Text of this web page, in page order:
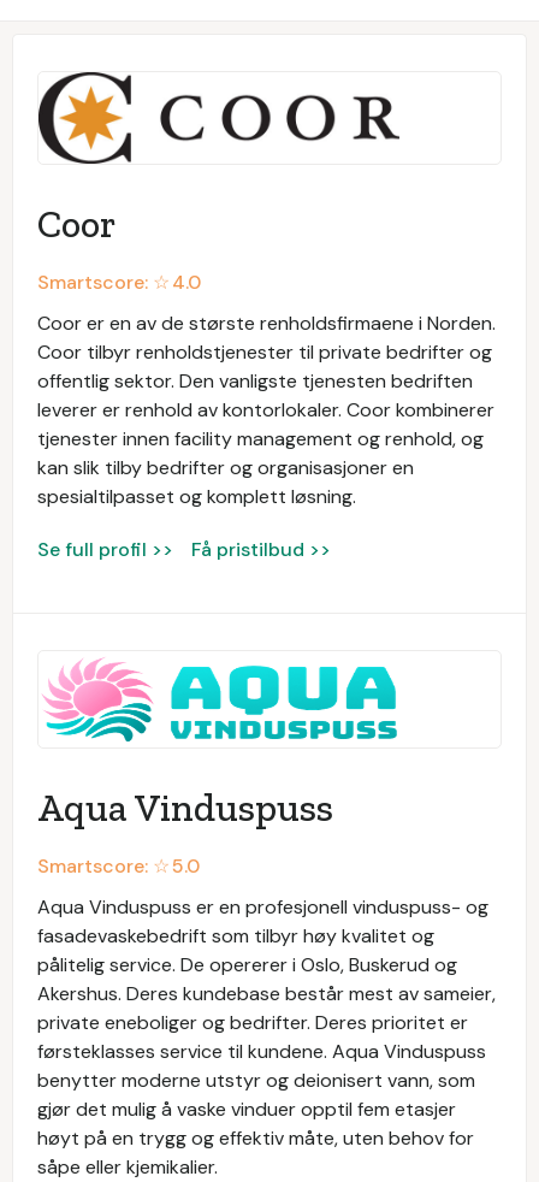
Coor
Smartscore: ☆4.0
Coor er en av de største renholdsfirmaene i Norden.
Coor tilbyr renholdstjenester til private bedrifter og
offentlig sektor. Den vanligste tjenesten bedriften
leverer er renhold av kontorlokaler. Coor kombinerer
tjenester innen facility management og renhold, og
kan slik tilby bedrifter og organisasjoner en
spesialtilpasset og komplett løsning.
Se full profil >> Få pristilbud >>
Aqua Vinduspuss
Smartscore: ☆5.0
Aqua Vinduspuss er en profesjonell vinduspuss- og
fasadevaskebedrift som tilbyr høy kvalitet og
pålitelig service. De opererer i Oslo, Buskerud og
Akershus. Deres kundebase består mest av sameier,
private eneboliger og bedrifter. Deres prioritet er
førsteklasses service til kundene. Aqua Vinduspuss
benytter moderne utstyr og deionisert vann, som
gjør det mulig å vaske vinduer opptil fem etasjer
høyt på en trygg og effektiv måte, uten behov for
såpe eller kjemikalier.